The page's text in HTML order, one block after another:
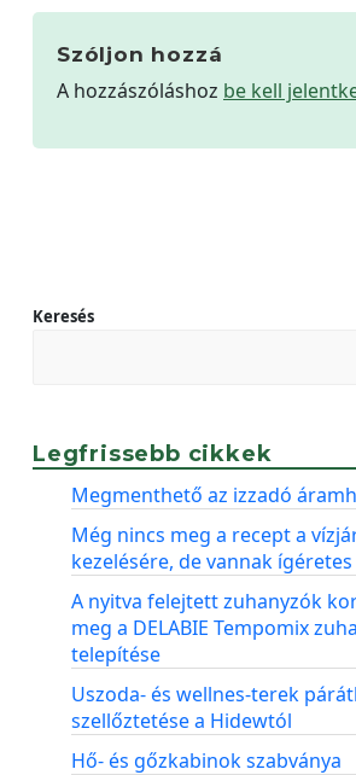
Szóljon hozzá
A hozzászóláshoz be kell
Keresés
Legfrissebb cikkek
Megmenthető az izzadó
Még nincs meg a recept a
kezelésére, de vannak
A nyitva felejtett zuhanyzók
meg a DELABIE Tempomix
telepítése
Uszoda- és wellnes-terek
szellőztetése a Hidewtól
Hő- és gőzkabinok szabványa